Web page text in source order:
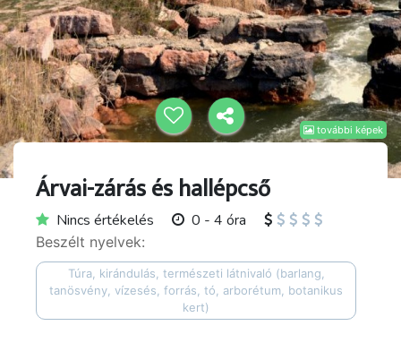
további képek
Árvai-zárás és hallépcső
Nincs értékelés 0 - 4 óra
Beszélt nyelvek:
Túra, kirándulás, természeti látnivaló (barlang,
tanösvény, vízesés, forrás, tó, arborétum, botanikus
kert)